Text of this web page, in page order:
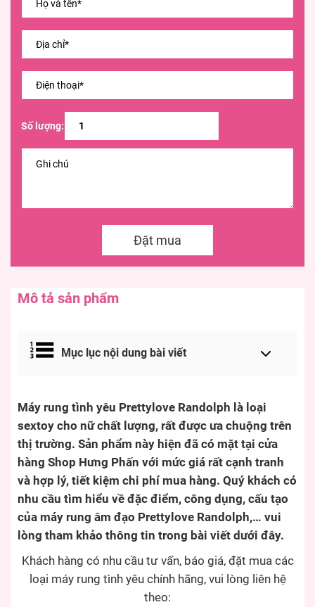
Số lượng:
Đặt mua
Mô tả sản phẩm
Mục lục nội dung bài viết
Máy rung tình yêu Prettylove Randolph là loại
sextoy cho nữ chất lượng, rất được ưa chuộng trên
thị trường. Sản phẩm này hiện đã có mặt tại cửa
hàng Shop Hưng Phấn với mức giá rất cạnh tranh
và hợp lý, tiết kiệm chi phí mua hàng. Quý khách có
nhu cầu tìm hiểu về đặc điểm, công dụng, cấu tạo
của máy rung âm đạo Prettylove Randolph,… vui
lòng tham khảo thông tin trong bài viết dưới đây.
Khách hàng có nhu cầu tư vấn, báo giá, đặt mua các
loại máy rung tình yêu chính hãng, vui lòng liên hệ
theo: